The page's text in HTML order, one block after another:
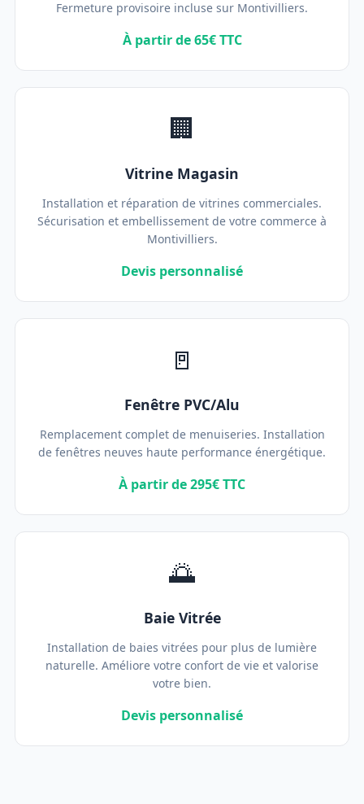
Fermeture provisoire incluse sur Montivilliers.
À partir de 65€ TTC
🏢
Vitrine Magasin
Installation et réparation de vitrines commerciales.
Sécurisation et embellissement de votre commerce à
Montivilliers.
Devis personnalisé
🚪
Fenêtre PVC/Alu
Remplacement complet de menuiseries. Installation
de fenêtres neuves haute performance énergétique.
À partir de 295€ TTC
🌅
Baie Vitrée
Installation de baies vitrées pour plus de lumière
naturelle. Améliore votre confort de vie et valorise
votre bien.
Devis personnalisé